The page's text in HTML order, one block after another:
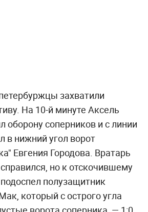
захватили
На 10-й минуте Аксель
оборону соперников и с линии
в нижний угол ворот
Евгения Городова. Вратарь
но к отскочившему
полузащитник
который с острого угла